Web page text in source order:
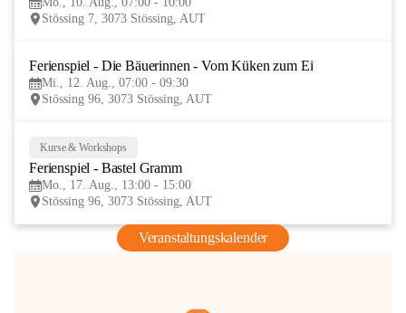
Stössing 7, 3073 Stössing, AUT
Ferienspiel - Die Bäuerinnen - Vom Küken zum Ei
Mi., 12. Aug., 07:00 - 09:30
Stössing 96, 3073 Stössing, AUT
Kurse & Workshops
Ferienspiel - Bastel Gramm
Mo., 17. Aug., 13:00 - 15:00
Stössing 96, 3073 Stössing, AUT
Veranstaltungskalender